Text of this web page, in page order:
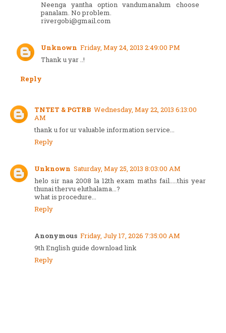
Neenga yantha option vandumanalum choose
panalam. No problem.
rivergobi@gmail.com
Unknown Friday, May 24, 2013 2:49:00 PM
Thank u yar ..!
Reply
TNTET & PGTRB Wednesday, May 22, 2013 6:13:00
AM
thank u for ur valuable information service...
Reply
Unknown Saturday, May 25, 2013 8:03:00 AM
helo sir naa 2008 la 12th exam maths fail.....this year
thunai thervu eluthalama...?
what is procedure...
Reply
Anonymous Friday, July 17, 2026 7:35:00 AM
9th English guide download link
Reply